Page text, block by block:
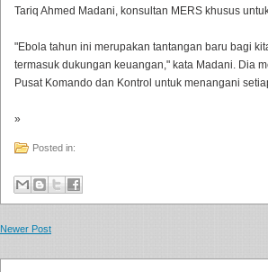
Tariq Ahmed Madani, konsultan MERS khusus
"Ebola tahun ini merupakan tantangan baru bagi
termasuk dukungan keuangan," kata Madani. Dia
Pusat Komando dan Kontrol untuk menangani
»
Posted in:
Newer Post